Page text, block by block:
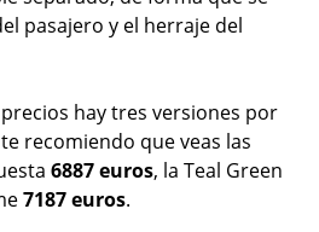
pasajero y el herraje del
hay tres versiones por
recomiendo que veas las
6887 euros, la Teal Green
7187 euros.